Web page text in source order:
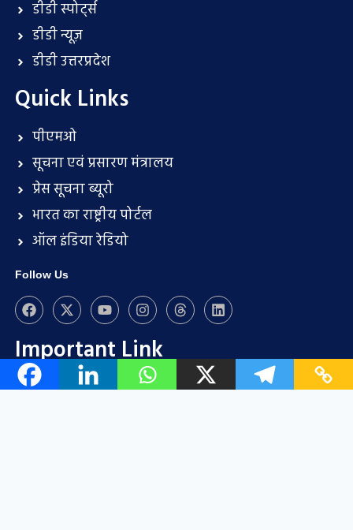
डीडी स्पोर्ट्स
डीडी न्यूज़
डीडी उत्तरप्रदेश
Quick Links
पीएमओ
सूचना एवं प्रसारण मंत्रालय
प्रेस सूचना ब्यूरो
भारत का राष्ट्रीय पोर्टल
ऑल इंडिया रेडियो
Follow Us
Important Link
हमारे साथ विज्ञापन करें